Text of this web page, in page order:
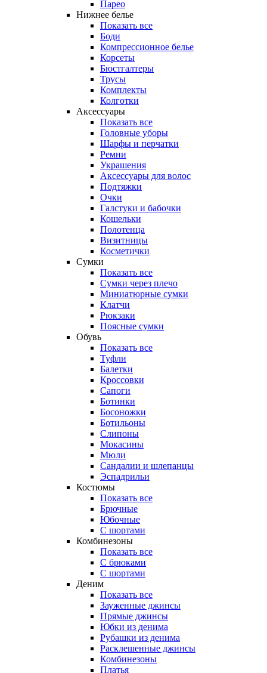
Парео
Нижнее белье
Показать все
Боди
Компрессионное белье
Корсеты
Бюстгалтеры
Трусы
Комплекты
Колготки
Аксессуары
Показать все
Головные уборы
Шарфы и перчатки
Ремни
Украшения
Аксессуары для волос
Подтяжки
Очки
Галстуки и бабочки
Кошельки
Полотенца
Визитницы
Косметички
Сумки
Показать все
Сумки через плечо
Миниатюрные cумки
Клатчи
Рюкзаки
Поясные сумки
Обувь
Показать все
Туфли
Балетки
Кроссовки
Сапоги
Ботинки
Босоножки
Ботильоны
Слипоны
Мокасины
Мюли
Сандалии и шлепанцы
Эспадрильи
Костюмы
Показать все
Брючные
Юбочные
С шортами
Комбинезоны
Показать все
С брюками
С шортами
Деним
Показать все
Зауженные джинсы
Прямые джинсы
Юбки из денима
Рубашки из денима
Расклешенные джинсы
Комбинезоны
Платья